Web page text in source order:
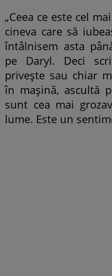
„Ceea ce este cel
cineva care să
întâlnisem asta
pe Daryl. Deci
privește sau chiar
în mașină, ascultă
sunt cea mai
lume. Este un